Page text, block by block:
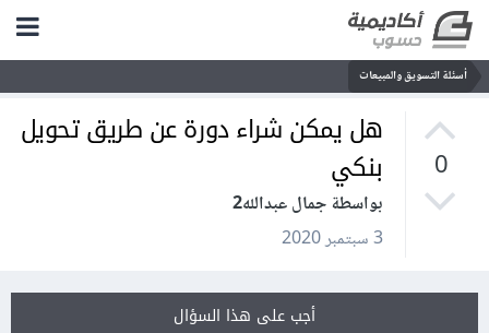
أسئلة التسويق والمبيعات
0
هل يمكن شراء دورة عن طريق تحويل
بنكي
بواسطة جمال عبدالله2
3 سبتمبر 2020
أجب على هذا السؤال